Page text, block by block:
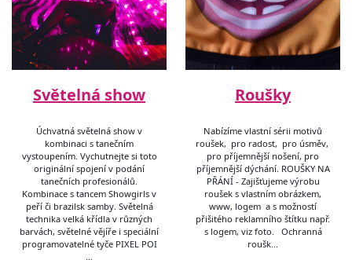
Světelná show
Úchvatná světelná show v
kombinaci s tanečním
vystoupením. Vychutnejte si toto
originální spojení v podání
tanečních profesionálů.
Kombinace s tancem Showgirls v
peří či brazilsk samby. Světelná
technika velká křídla v různých
barvách, světelné vějíře i speciální
programovatelné tyče PIXEL POI
Roušky
Nabízíme vlastní sérii motivů
roušek, pro radost, pro úsměv,
pro příjemnější nošení, pro
příjemnější dýchání. ROUŠKY NA
PŘÁNÍ - Zajišťujeme výrobu
roušek s vlastním obrázkem,
www, logem a s možností
přišitého reklamního štítku např.
s logem, viz foto. Ochranná
roušk…